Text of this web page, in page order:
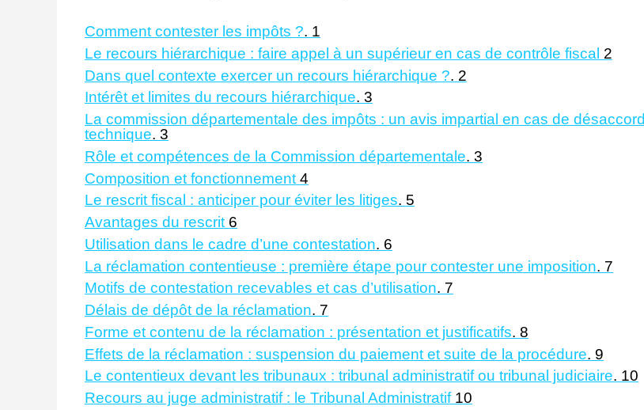
Comment contester les impôts ?. 1
Le recours hiérarchique : faire appel à un supérieur en cas de contrôle fiscal 2
Dans quel contexte exercer un recours hiérarchique ?. 2
Intérêt et limites du recours hiérarchique. 3
La commission départementale des impôts : un avis impartial en cas de désaccord
technique. 3
Rôle et compétences de la Commission départementale. 3
Composition et fonctionnement 4
Le rescrit fiscal : anticiper pour éviter les litiges. 5
Avantages du rescrit 6
Utilisation dans le cadre d’une contestation. 6
La réclamation contentieuse : première étape pour contester une imposition. 7
Motifs de contestation recevables et cas d’utilisation. 7
Délais de dépôt de la réclamation. 7
Forme et contenu de la réclamation : présentation et justificatifs. 8
Effets de la réclamation : suspension du paiement et suite de la procédure. 9
Le contentieux devant les tribunaux : tribunal administratif ou tribunal judiciaire. 10
Recours au juge administratif : le Tribunal Administratif 10